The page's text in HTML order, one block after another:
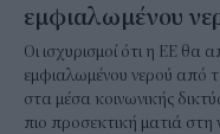
εμφιαλωμένου
Οι ισχυρισμοί ότι η ΕΕ θα
εμφιαλωμένου νερού από
στα μέσα κοινωνικής
πιο προσεκτική ματιά στη